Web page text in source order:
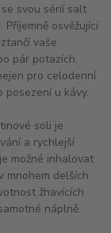
svou sérií salt
osvěžující
vaše
pár potazích.
pro celodenní
u kávy.
soli je
a rychlejší
možné inhalovat
mnohem delších
žhavících
náplně.